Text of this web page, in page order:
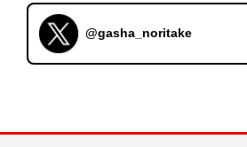
@gasha_noritake